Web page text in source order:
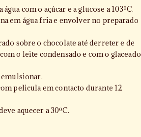
com o açúcar e a glucose a 103ºC.
em água fria e envolver no preparado
sobre o chocolate até derreter e de
o leite condensado e com o glaceado
emulsionar.
pelicula em contacto durante 12
aquecer a 30ºC.